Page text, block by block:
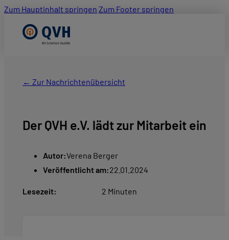
Zum Hauptinhalt springen Zum Footer springen
← Zur Nachrichtenübersicht
Der QVH e.V. lädt zur Mitarbeit ein
Autor:Verena Berger
Veröffentlicht am:22.01.2024
Lesezeit: 2 Minuten